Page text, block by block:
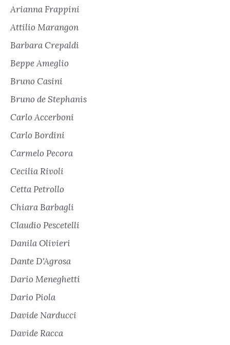
Arianna Frappini
Attilio Marangon
Barbara Crepaldi
Beppe Ameglio
Bruno Casini
Bruno de Stephanis
Carlo Accerboni
Carlo Bordini
Carmelo Pecora
Cecilia Rivoli
Cetta Petrollo
Chiara Barbagli
Claudio Pescetelli
Danila Olivieri
Dante D'Agrosa
Dario Meneghetti
Dario Piola
Davide Narducci
Davide Racca